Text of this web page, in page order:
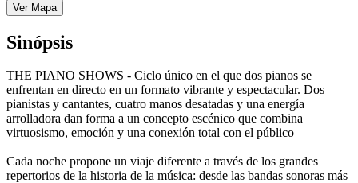
Ver Mapa
Sinópsis
THE PIANO SHOWS - Ciclo único en el que dos pianos se
enfrentan en directo en un formato vibrante y espectacular. Dos
pianistas y cantantes, cuatro manos desatadas y una energía
arrolladora dan forma a un concepto escénico que combina
virtuosismo, emoción y una conexión total con el público
Cada noche propone un viaje diferente a través de los grandes
repertorios de la historia de la música: desde las bandas sonoras más